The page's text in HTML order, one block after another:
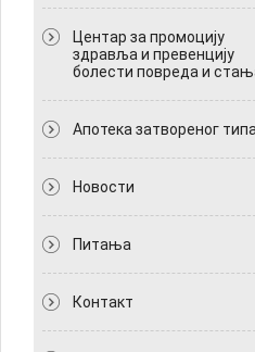
Центар за промоцију
здравља и превенцију
болести повреда и
Апотека затвореног типа
Новости
Питања
Контакт